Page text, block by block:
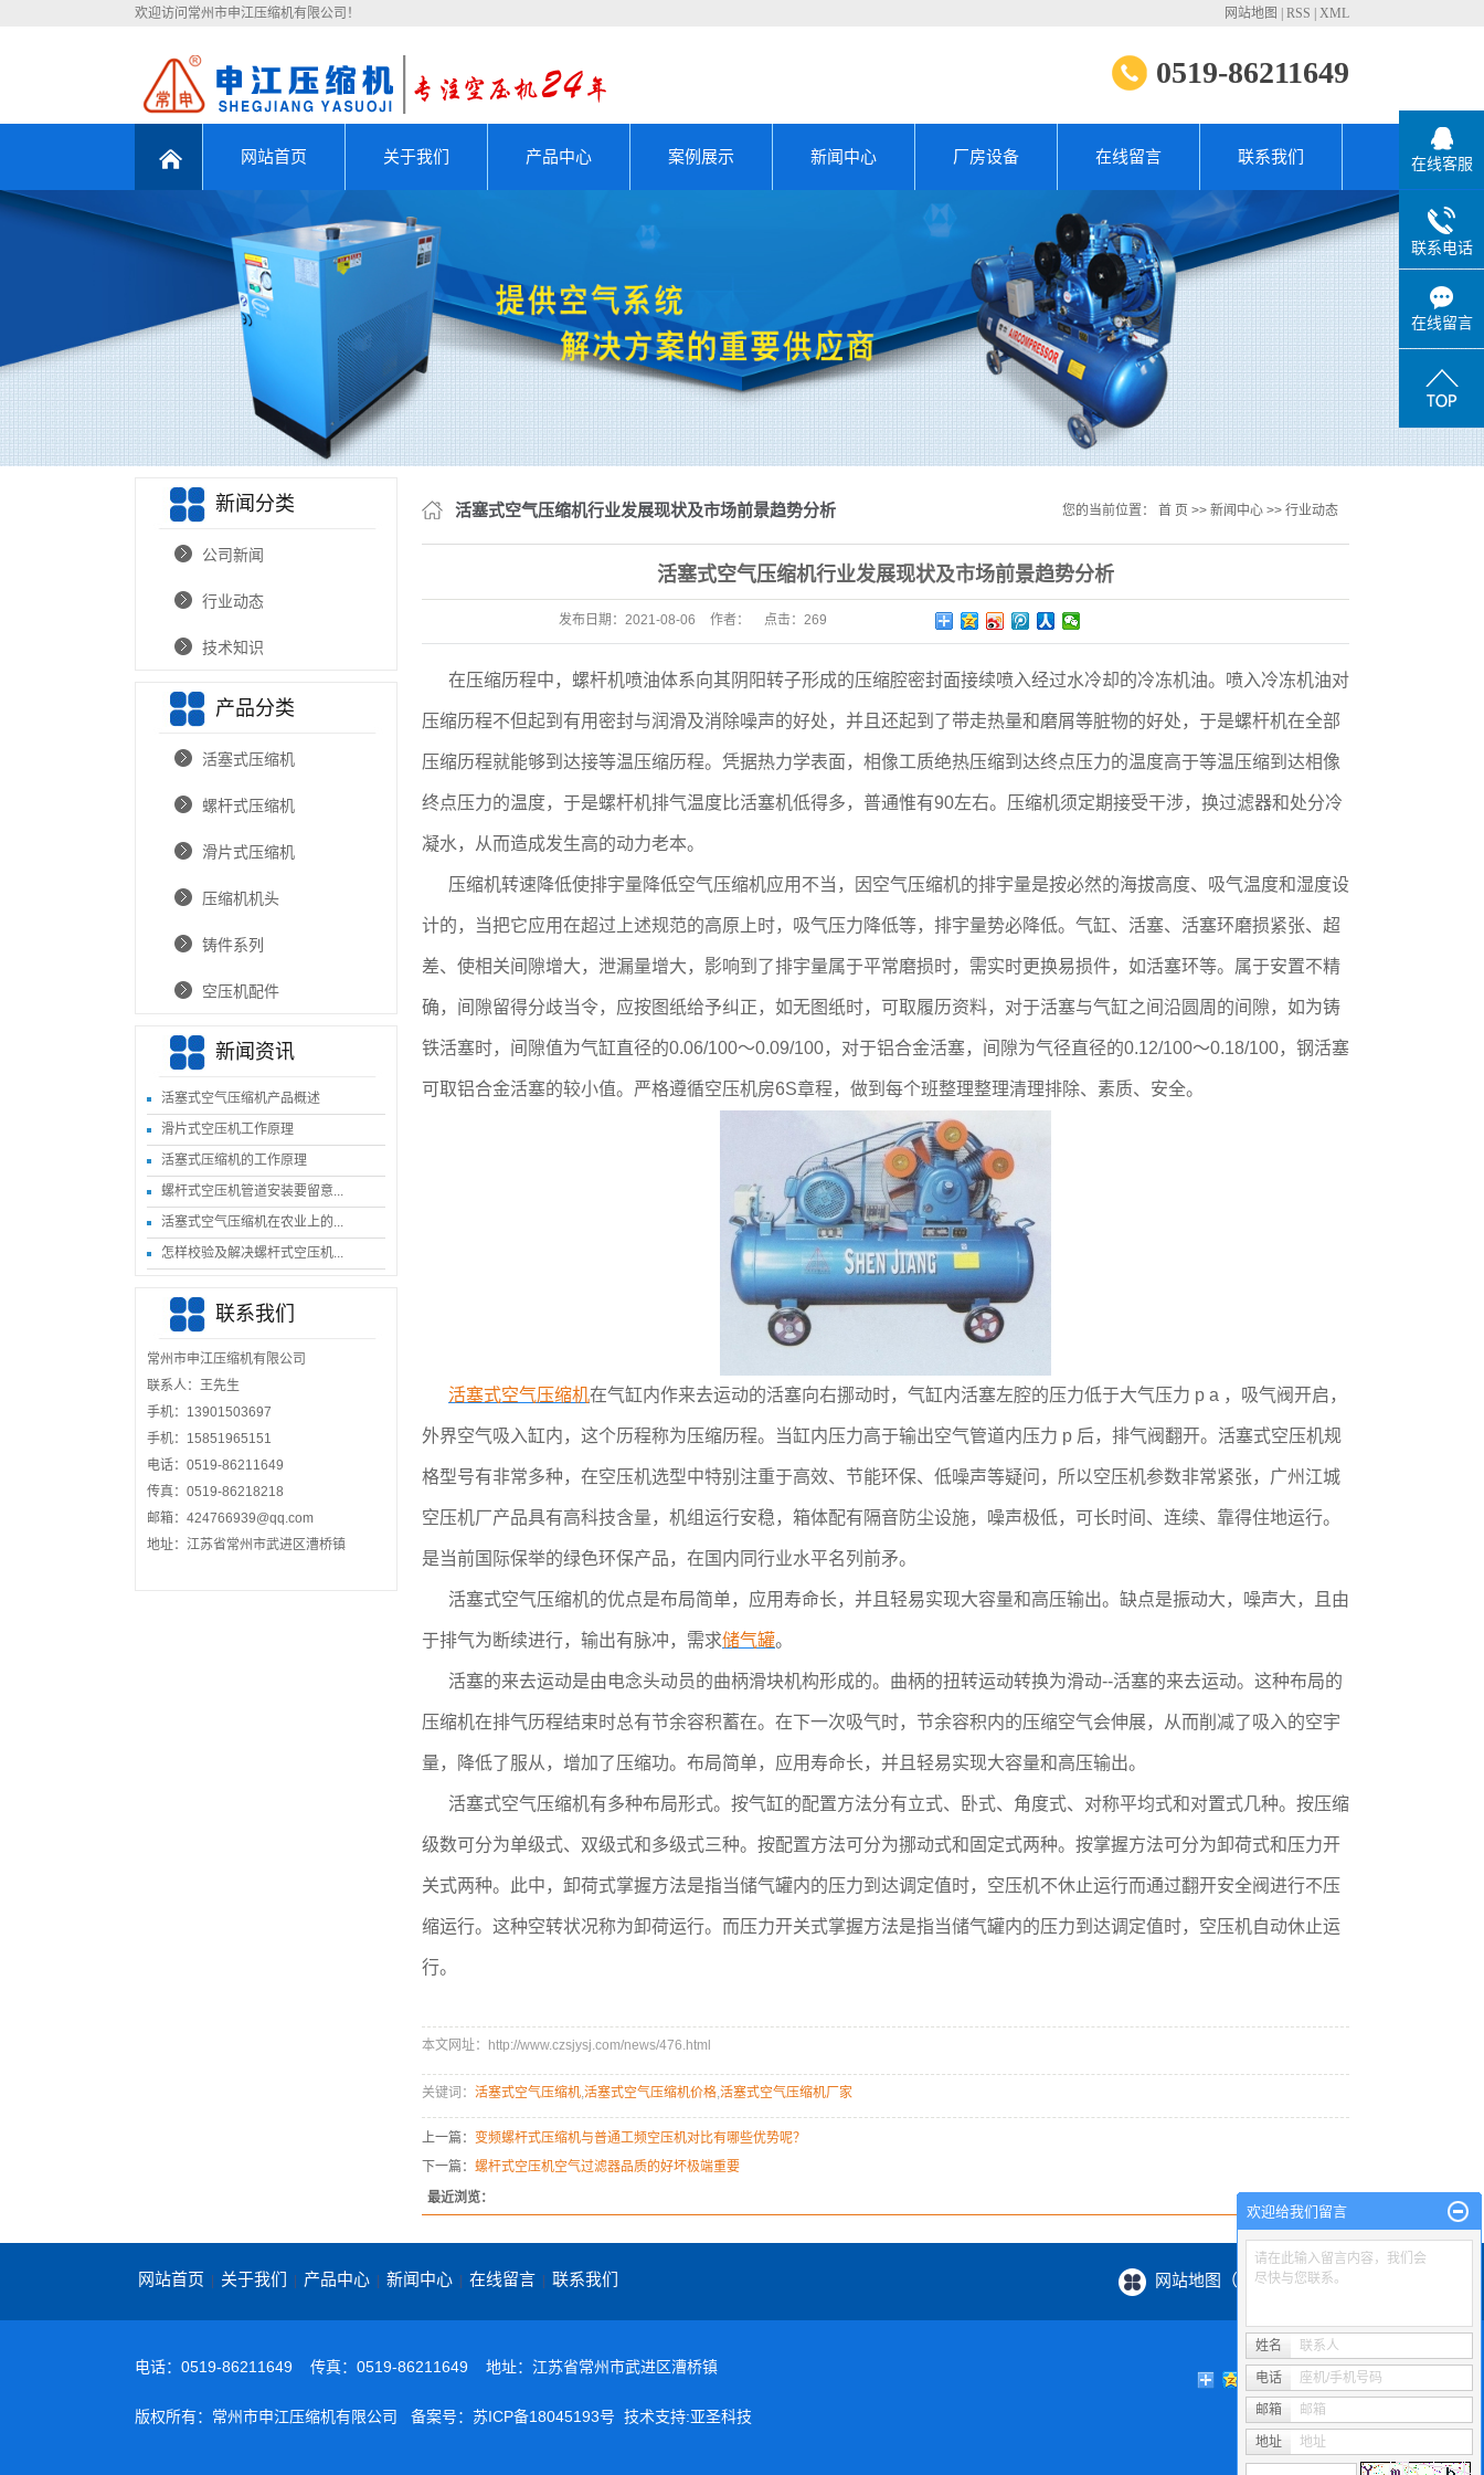
欢迎访问常州市申江压缩机有限公司！ 网站地图 RSS XML
0519-86211649
网站首页 关于我们
公司简介
联系我们
产品中心
滑片式压缩机
压缩机机头
铸件系列
空压机配件
案例展示 新闻中心 厂房设备 在线留言 联系我们
新闻分类
公司新闻
行业动态
技术知识
产品分类
活塞式压缩机
螺杆式压缩机
滑片式压缩机
压缩机机头
铸件系列
空压机配件
新闻资讯
活塞式空气压缩机产品概述
滑片式空压机工作原理
活塞式压缩机的工作原理
螺杆式空压机管道安装要留意...
活塞式空气压缩机在农业上的...
怎样校验及解决螺杆式空压机...
联系我们
常州市申江压缩机有限公司
联系人：王先生
手机：‭13901503697
手机：15851965151
电话：0519-86211649
传真：0519-86218218
邮箱：424766939@qq.com
地址：江苏省常州市武进区漕桥镇
活塞式空气压缩机行业发展现状及市场前景趋势分析 您的当前位置： 首 页 >> 新闻中心 >> 行业动态
活塞式空气压缩机行业发展现状及市场前景趋势分析
发布日期： 2021-08-06 作者： 点击： 269
在压缩历程中，螺杆机喷油体系向其阴阳转子形成的压缩腔密封面接续喷入经过水冷却的冷冻机油。喷入冷冻机油对
压缩历程不但起到有用密封与润滑及消除噪声的好处，并且还起到了带走热量和磨屑等脏物的好处，于是螺杆机在全部
压缩历程就能够到达接等温压缩历程。凭据热力学表面，相像工质绝热压缩到达终点压力的温度高于等温压缩到达相像
终点压力的温度，于是螺杆机排气温度比活塞机低得多，普通惟有90左右。压缩机须定期接受干涉，换过滤器和处分冷
凝水，从而造成发生高的动力老本。
压缩机转速降低使排宇量降低空气压缩机应用不当，因空气压缩机的排宇量是按必然的海拔高度、吸气温度和湿度设
计的，当把它应用在超过上述规范的高原上时，吸气压力降低等，排宇量势必降低。气缸、活塞、活塞环磨损紧张、超
差、使相关间隙增大，泄漏量增大，影响到了排宇量属于平常磨损时，需实时更换易损件，如活塞环等。属于安置不精
确，间隙留得分歧当令，应按图纸给予纠正，如无图纸时，可取履历资料，对于活塞与气缸之间沿圆周的间隙，如为铸
铁活塞时，间隙值为气缸直径的0.06/100～0.09/100，对于铝合金活塞，间隙为气径直径的0.12/100～0.18/100，钢活塞
可取铝合金活塞的较小值。严格遵循空压机房6S章程，做到每个班整理整理清理排除、素质、安全。
活塞式空气压缩机在气缸内作来去运动的活塞向右挪动时，气缸内活塞左腔的压力低于大气压力 p a ，吸气阀开启，
外界空气吸入缸内，这个历程称为压缩历程。当缸内压力高于输出空气管道内压力 p 后，排气阀翻开。活塞式空压机规
格型号有非常多种，在空压机选型中特别注重于高效、节能环保、低噪声等疑问，所以空压机参数非常紧张，广州江城
空压机厂产品具有高科技含量，机组运行安稳，箱体配有隔音防尘设施，噪声极低，可长时间、连续、靠得住地运行。
是当前国际保举的绿色环保产品，在国内同行业水平名列前矛。
活塞式空气压缩机的优点是布局简单，应用寿命长，并且轻易实现大容量和高压输出。缺点是振动大，噪声大，且由
于排气为断续进行，输出有脉冲，需求储气罐。
活塞的来去运动是由电念头动员的曲柄滑块机构形成的。曲柄的扭转运动转换为滑动--活塞的来去运动。这种布局的
压缩机在排气历程结束时总有节余容积蓄在。在下一次吸气时，节余容积内的压缩空气会伸展，从而削减了吸入的空宇
量，降低了服从，增加了压缩功。布局简单，应用寿命长，并且轻易实现大容量和高压输出。
活塞式空气压缩机有多种布局形式。按气缸的配置方法分有立式、卧式、角度式、对称平均式和对置式几种。按压缩
级数可分为单级式、双级式和多级式三种。按配置方法可分为挪动式和固定式两种。按掌握方法可分为卸荷式和压力开
关式两种。此中，卸荷式掌握方法是指当储气罐内的压力到达调定值时，空压机不休止运行而通过翻开安全阀进行不压
缩运行。这种空转状况称为卸荷运行。而压力开关式掌握方法是指当储气罐内的压力到达调定值时，空压机自动休止运
行。
本文网址：http://www.czsjysj.com/news/476.html
关键词： 活塞式空气压缩机,活塞式空气压缩机价格,活塞式空气压缩机厂家
上一篇： 变频螺杆式压缩机与普通工频空压机对比有哪些优势呢？
下一篇： 螺杆式空压机空气过滤器品质的好坏极端重要
最近浏览：
网站首页 关于我们 产品中心 新闻中心 在线留言 联系我们 网站地图（XML / HTML）
电话：0519-86211649 传真：0519-86211649 地址：江苏省常州市武进区漕桥镇
版权所有：常州市申江压缩机有限公司 备案号： 苏ICP备18045193号 技术支持:亚圣科技
在线客服
联系电话
在线留言
欢迎给我们留言
请在此输入留言内容，我们会
尽快与您联系。
姓名 联系人
电话 座机/手机号码
邮箱 邮箱
地址 地址